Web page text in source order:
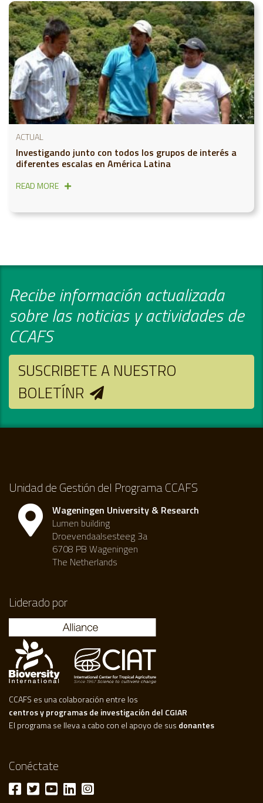
ACTUAL
Investigando junto con todos los grupos de interés a
diferentes escalas en América Latina
READ MORE
Recibe información actualizada
sobre las noticias y actividades de
CCAFS
SUSCRIBETE A NUESTRO
BOLETÍNR
Unidad de Gestión del Programa CCAFS
Wageningen University & Research
Lumen building
Droevendaalsesteeg 3a
6708 PB Wageningen
The Netherlands
Liderado por
CCAFS es una colaboración entre los
centros y programas de investigación del CGIAR
El programa se lleva a cabo con el apoyo de sus donantes
Conéctate